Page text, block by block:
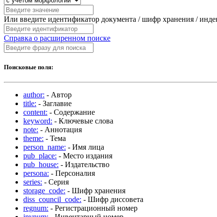
Или введите идентификатор документа / шифр хранения /
Справка о расширенном поиске
Поисковые поля:
author: - Автор
title: - Заглавие
content: - Содержание
keyword: - Ключевые слова
note: - Аннотация
theme: - Тема
person_name: - Имя лица
pub_place: - Место издания
pub_house: - Издательство
persona: - Персоналия
series: - Серия
storage_code: - Шифр хранения
diss_council_code: - Шифр диссовета
regnum: - Регистрационный номер